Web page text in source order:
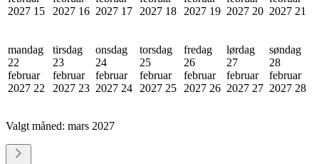
2027 15
2027 16 2027 17
2027 18
2027 19 2027 20 2027 21
mandag
22
februar
2027 22
tirsdag
23
februar
2027 23
onsdag
24
februar
2027 24
torsdag
25
februar
2027 25
fredag
26
februar
2027 26
lørdag
27
februar
2027 27
søndag
28
februar
2027 28
Valgt måned: mars 2027